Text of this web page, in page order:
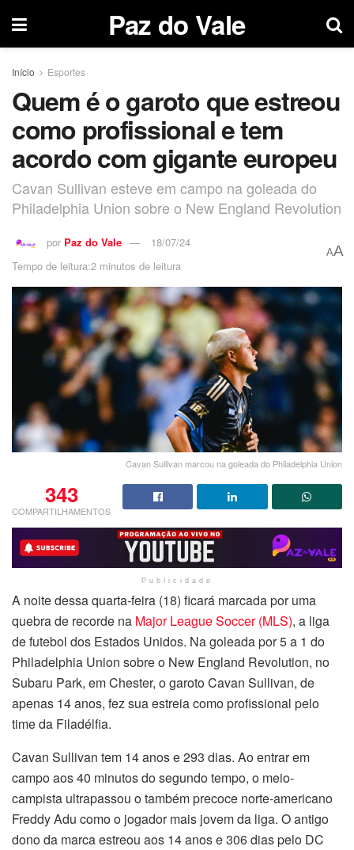
Paz do Vale
Início Esportes
Quem é o garoto que estreou
como profissional e tem
acordo com gigante europeu
Cavan Sullivan esteve em campo na goleada do
Philadelphia Union sobre o New England Revolution
por Paz do Vale
18/07/24
Tempo de leitura:2 minutos de leitura
AA
Cavan Sullivan marcou na goleada do Philadelphia Union
343
COMPARTILHAMENTOS
Publicidade
A noite dessa quarta-feira (18) ficará marcada por uma
quebra de recorde na Major League Soccer (MLS), a liga
de futebol dos Estados Unidos. Na goleada por 5 a 1 do
Philadelphia Union sobre o New England Revolution, no
Subaru Park, em Chester, o garoto Cavan Sullivan, de
apenas 14 anos, fez sua estreia como profissional pelo
time da Filadélfia.
Cavan Sullivan tem 14 anos e 293 dias. Ao entrar em
campo aos 40 minutos do segundo tempo, o meio-
campista ultrapassou o também precoce norte-americano
Freddy Adu como o jogador mais jovem da liga. O antigo
dono da marca estreou aos 14 anos e 306 dias pelo DC